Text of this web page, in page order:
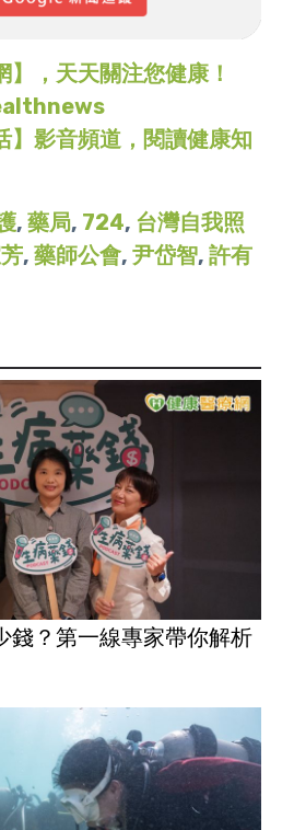
】，天天關注您健康！
】影音頻道，閱讀健康知
, 藥局, 724, 台灣自我照
, 藥師公會, 尹岱智, 許有
錢？第一線專家帶你解析